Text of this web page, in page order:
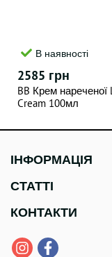
В наявності
2585 грн
BB Крем нареченої
Cream 100мл
ІНФОРМАЦІЯ
СТАТТІ
КОНТАКТИ